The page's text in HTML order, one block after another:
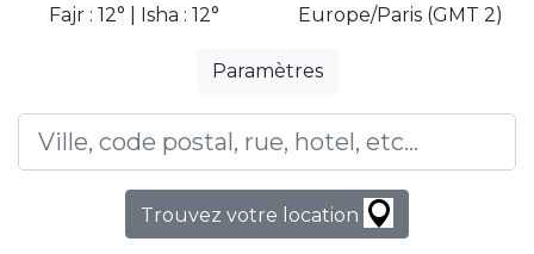
Fajr : 12° | Isha : 12°
Europe/Paris (GMT 2)
Paramètres
Trouvez votre location